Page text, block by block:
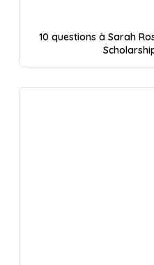
10 questions à Sarah